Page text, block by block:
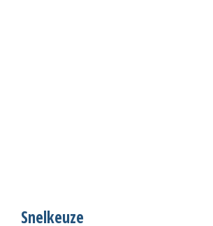
Snelkeuze
S